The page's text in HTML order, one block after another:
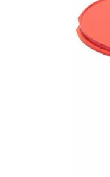
SALE